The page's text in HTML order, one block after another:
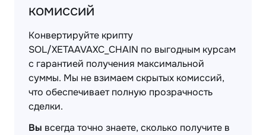
комиссий
Конвертируйте крипту
SOL/XETAAVAXC_CHAIN по выгодным курсам
с гарантией получения максимальной
суммы. Мы не взимаем скрытых комиссий,
что обеспечивает полную прозрачность
сделки.
Вы всегда точно знаете, сколько получите в